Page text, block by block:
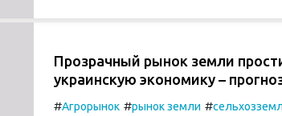
Прозрачный рынок земли
украинскую экономику –
#Агрорынок #рынок земли #